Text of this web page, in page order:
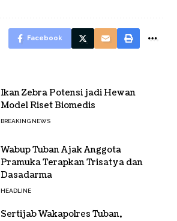
Facebook
Ikan Zebra Potensi jadi Hewan
Model Riset Biomedis
BREAKING NEWS
Wabup Tuban Ajak Anggota
Pramuka Terapkan Trisatya dan
Dasadarma
HEADLINE
Sertijab Wakapolres Tuban,